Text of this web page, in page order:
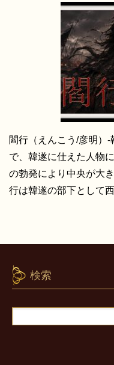
閻行（えんこう/彦明）
で、韓遂に仕えた人物
の勃発により中央が大
行は韓遂の部下として
検索